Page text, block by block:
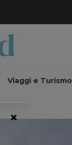
Viaggi e Turismo
×